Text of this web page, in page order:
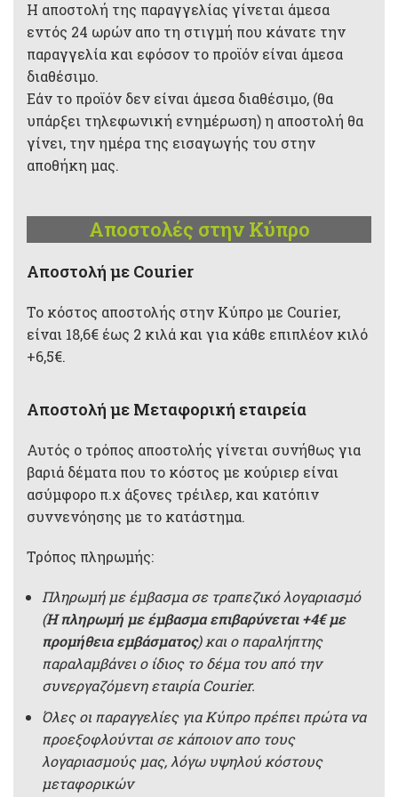
Η αποστολή της παραγγελίας γίνεται άμεσα
εντός 24 ωρών απο τη στιγμή που κάνατε την
παραγγελία και εφόσον το προϊόν είναι άμεσα
διαθέσιμο.
Εάν το προϊόν δεν είναι άμεσα διαθέσιμο, (θα
υπάρξει τηλεφωνική ενημέρωση) η αποστολή θα
γίνει, την ημέρα της εισαγωγής του στην
αποθήκη μας.
Αποστολές στην Κύπρο
Aποστολή με Courier
Το κόστος αποστολής στην Κύπρο με Courier,
είναι 18,6€ έως 2 κιλά και για κάθε επιπλέον κιλό
+6,5€.
Αποστολή με Μεταφορική εταιρεία
Αυτός ο τρόπος αποστολής γίνεται συνήθως για
βαριά δέματα που το κόστος με κούριερ είναι
ασύμφορο π.χ άξονες τρέιλερ, και κατόπιν
συννενόησης με το κατάστημα.
Τρόπος πληρωμής:
Πληρωμή με έμβασμα σε τραπεζικό λογαριασμό
(Η πληρωμή με έμβασμα επιβαρύνεται +4€ με
προμήθεια εμβάσματος) και ο παραλήπτης
παραλαμβάνει ο ίδιος το δέμα του από την
συνεργαζόμενη εταιρία Courier.
Όλες οι παραγγελίες για Κύπρο πρέπει πρώτα να
προεξοφλούνται σε κάποιον απο τους
λογαριασμούς μας, λόγω υψηλού κόστους
μεταφορικών